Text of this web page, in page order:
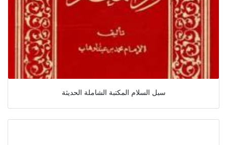
سبل السلام المكتبة الشاملة الحديثة